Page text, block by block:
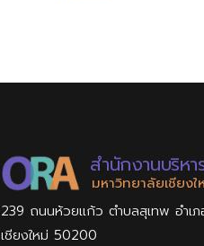
สำนักงานบริห
มหาวิทยาลัยเชียงใ
239 ถนนห้วยแก้ว ตำบลสุเทพ อำเ
เชียงใหม่ 50200